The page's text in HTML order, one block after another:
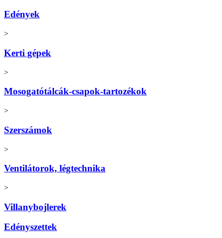
Edények
>
Kerti gépek
>
Mosogatótálcák-csapok-tartozékok
>
Szerszámok
>
Ventilátorok, légtechnika
>
Villanybojlerek
Edényszettek